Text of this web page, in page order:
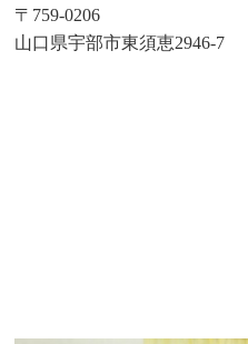
〒759-0206
山口県宇部市東須恵2946-7